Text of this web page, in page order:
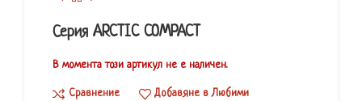
Серия ARCTIC COMPACT
В момента този артикул не е наличен.
Сравнение Добавяне в Любими